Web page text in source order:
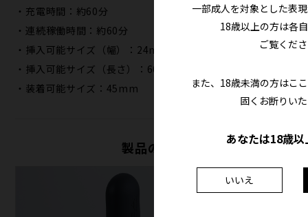
・充電時間：約60分
・連続稼働時間：約60分
・挿入可能サイズ（幅）：24mm
・挿入可能サイズ（長さ）：60mm
・装着可能サイズ：45mm
製品の特徴
一部成人を対象とした表
18歳以上の方は各
ご覧くだ
また、18歳未満の方はこ
固くお断りい
あなたは18歳
いいえ